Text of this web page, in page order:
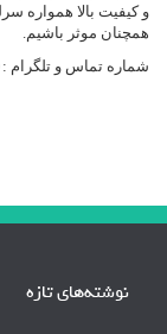
و کیفیت بالا همواره
همچنان موثر باشیم.
شماره تماس و تلگرام :
نوشته‌های تازه